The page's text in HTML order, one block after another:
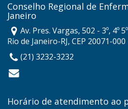
Conselho Regional de
Janeiro
Av. Pres. Vargas, 502 - 3º, 4º
Rio de Janeiro-RJ, CEP 20071-000
(21) 3232-3232
Horário de atendimento ao